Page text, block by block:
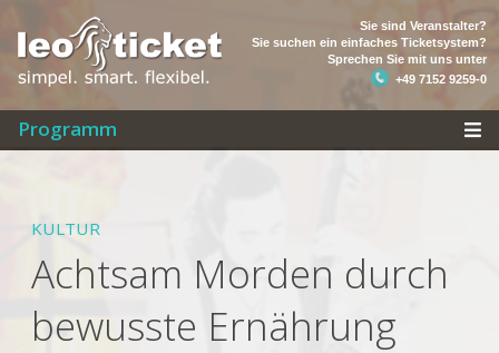
Sie sind Veranstalter?
Sie suchen ein einfaches Ticketsystem?
Sprechen Sie mit uns unter
+49 7152 9259-0
Programm
KULTUR
Achtsam Morden durch
bewusste Ernährung